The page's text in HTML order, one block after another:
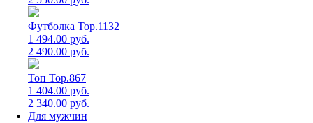
Футболка Top.1132
1 494.00 руб.
2 490.00 руб.
Топ Top.867
1 404.00 руб.
2 340.00 руб.
Для мужчин